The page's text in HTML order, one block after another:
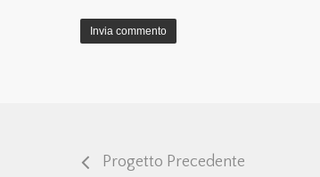
Progetto Precedente